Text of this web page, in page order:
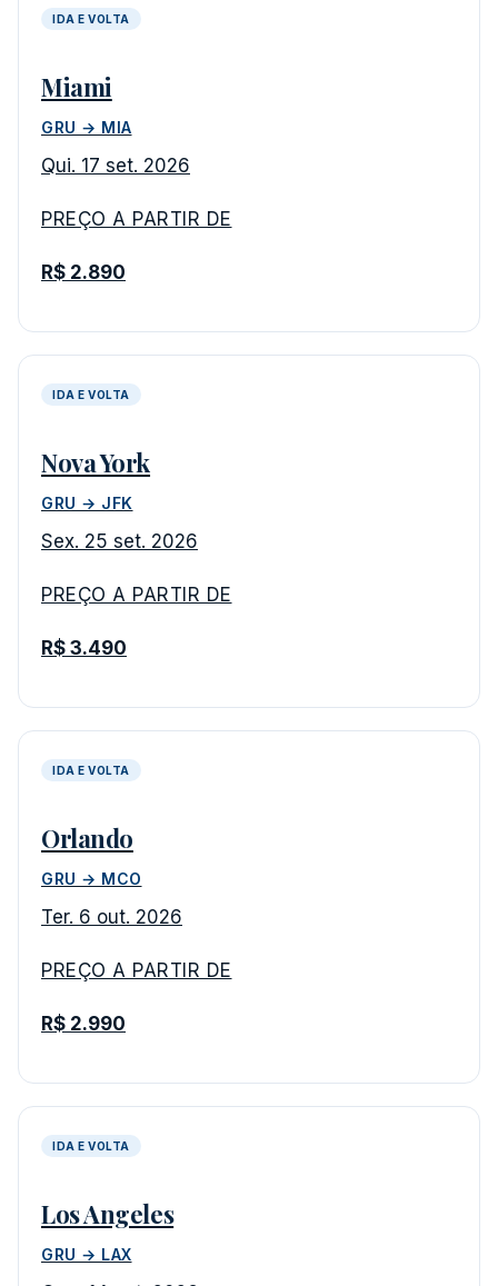
IDA E VOLTA
Miami
GRU → MIA
Qui. 17 set. 2026
PREÇO A PARTIR DE
R$ 2.890
IDA E VOLTA
Nova York
GRU → JFK
Sex. 25 set. 2026
PREÇO A PARTIR DE
R$ 3.490
IDA E VOLTA
Orlando
GRU → MCO
Ter. 6 out. 2026
PREÇO A PARTIR DE
R$ 2.990
IDA E VOLTA
Los Angeles
GRU → LAX